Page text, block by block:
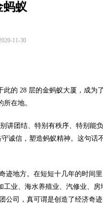
蚂蚁
11-30
的 28 层的金蚂蚁大厦，成为
在地。
讲团结、特别有秩序、特别能
诚信，塑造蚂蚁精神。这句话
地方。在短短十几年的时间
业、海水养殖业、汽修业、房
公司，真可谓是创造了经济奇迹